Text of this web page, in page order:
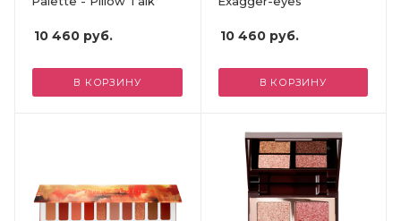
10 460 руб.
В КОРЗИНУ
10 460руб.
В КОРЗИНУ